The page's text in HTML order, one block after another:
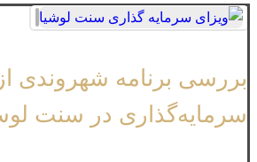
بررسی برنامه شهروندی
سرمایه‌گذاری در سنت